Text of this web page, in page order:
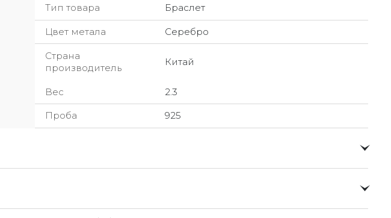
Тип товара Браслет
Цвет метала Серебро
Страна
производитель
Китай
Вес 2.3
Проба 925